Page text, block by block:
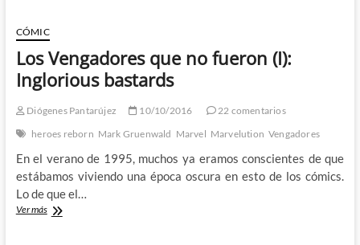
Vengadores:
Los
Vengadores
no
(II)
CÓMIC
Los Vengadores que no fueron (I):
Inglorious bastards
Diógenes Pantarújez 10/10/2016
22 comentarios
heroes reborn Mark Gruenwald Marvel Marvelution Vengadores
En el verano de 1995, muchos ya eramos conscientes de que
estábamos viviendo una época oscura en esto de los cómics.
Lo de que el…
Ver másLos